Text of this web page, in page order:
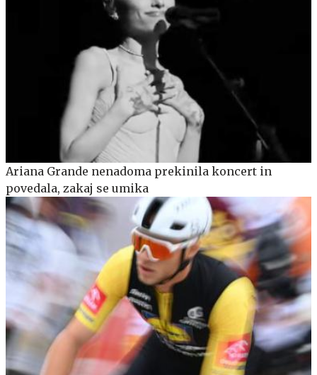
Ariana Grande nenadoma prekinila koncert in
povedala, zakaj se umika